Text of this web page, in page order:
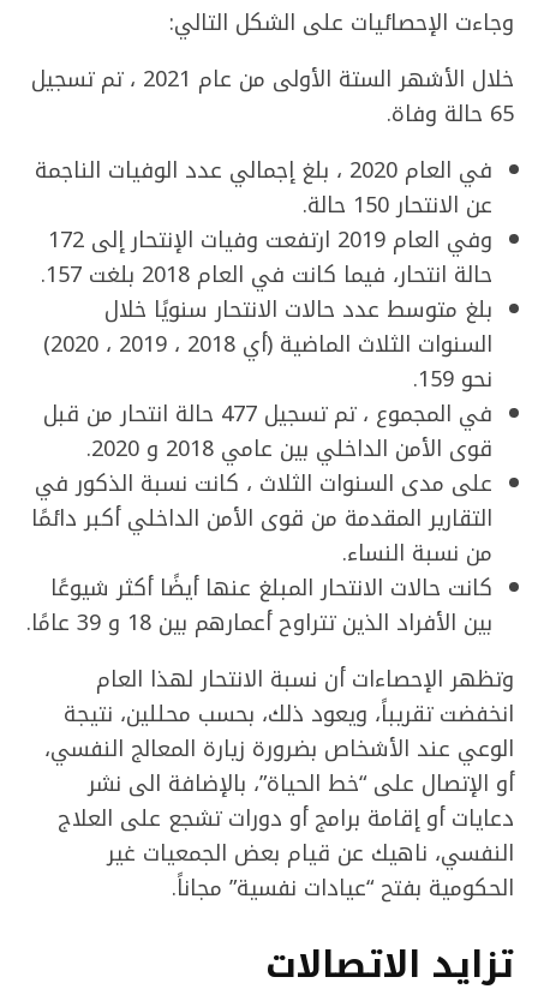
وجاءت الإحصائيات على الشكل التالي:
خلال الأشهر الستة الأولى من عام 2021 ، تم تسجيل
65 حالة وفاة.
في العام 2020 ، بلغ إجمالي عدد الوفيات الناجمة
عن الانتحار 150 حالة.
وفي العام 2019 ارتفعت وفيات الإنتحار إلى 172
حالة انتحار، فيما كانت في العام 2018 بلغت 157.
بلغ متوسط ​​عدد حالات الانتحار سنويًا خلال
السنوات الثلاث الماضية (أي 2018 ، 2019 ، 2020)
نحو 159.
في المجموع ، تم تسجيل 477 حالة انتحار من قبل
قوى الأمن الداخلي بين عامي 2018 و 2020.
على مدى السنوات الثلاث ، كانت نسبة الذكور في
التقارير المقدمة من قوى الأمن الداخلي أكبر دائمًا
من نسبة النساء.
كانت حالات الانتحار المبلغ عنها أيضًا أكثر شيوعًا
بين الأفراد الذين تتراوح أعمارهم بين 18 و 39 عامًا.
وتظهر الإحصاءات أن نسبة الانتحار لهذا العام
انخفضت تقريباً، ويعود ذلك، بحسب محللين، نتيجة
الوعي عند الأشخاص بضرورة زيارة المعالج النفسي،
أو الإتصال على “خط الحياة”، بالإضافة الى نشر
دعايات أو إقامة برامج أو دورات تشجع على العلاج
النفسي، ناهيك عن قيام بعض الجمعيات غير
الحكومية بفتح “عيادات نفسية” مجاناً.
تزايد الاتصالات